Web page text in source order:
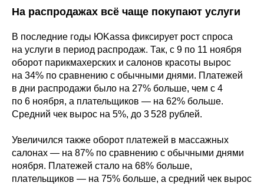
На распродажах всё чаще покупают услуги
В последние годы ЮKassa фиксирует рост спроса
на услуги в период распродаж. Так, с 9 по 11 ноября
оборот парикмахерских и салонов красоты вырос
на 34% по сравнению с обычными днями. Платежей
в дни распродажи было на 27% больше, чем с 4
по 6 ноября, а плательщиков — на 62% больше.
Средний чек вырос на 5%, до 3 528 рублей.
Увеличился также оборот платежей в массажных
салонах — на 87% по сравнению с обычными днями
ноября. Платежей стало на 68% больше,
плательщиков — на 75% больше, а средний чек вырос